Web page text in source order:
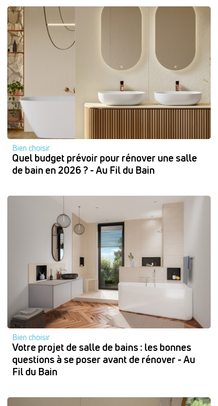
Bien choisir
Quel budget prévoir pour rénover une salle
de bain en 2026 ? - Au Fil du Bain
Bien choisir
Votre projet de salle de bains : les bonnes
questions à se poser avant de rénover - Au
Fil du Bain